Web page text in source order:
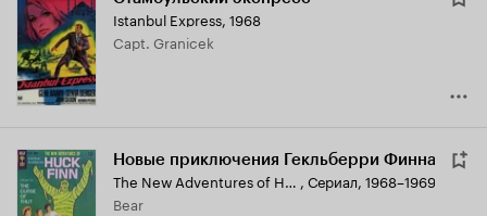
Istanbul Express, 1968
Capt. Granicek
Новые приключения Гекльберри Финна
The New Adventures of Huckleberry Finn , Сериал, 1968–1969
Bear